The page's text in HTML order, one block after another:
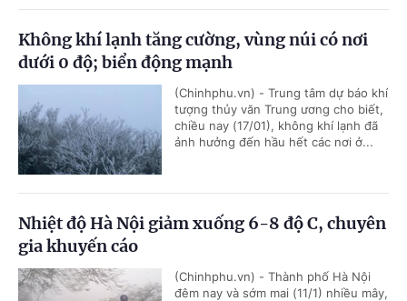
Không khí lạnh tăng cường, vùng núi có nơi
dưới 0 độ; biển động mạnh
(Chinhphu.vn) - Trung tâm dự báo khí
tượng thủy văn Trung ương cho biết,
chiều nay (17/01), không khí lạnh đã
ảnh hưởng đến hầu hết các nơi ở...
Nhiệt độ Hà Nội giảm xuống 6-8 độ C, chuyên
gia khuyến cáo
(Chinhphu.vn) - Thành phố Hà Nội
đêm nay và sớm mai (11/1) nhiều mây,